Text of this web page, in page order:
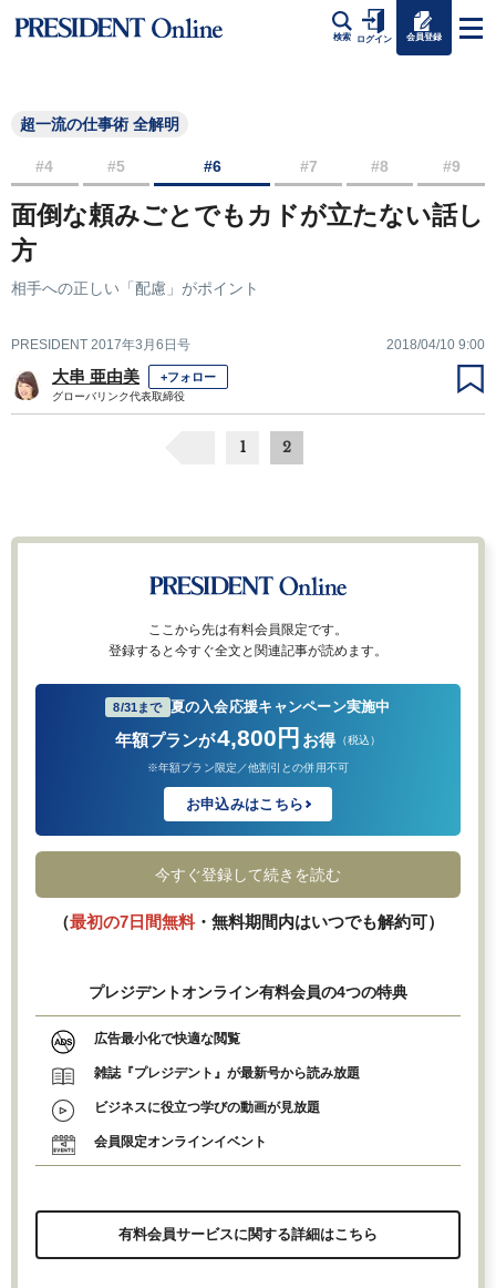
検索 ログイン 会員登録
超一流の仕事術 全解明
#4 #5 #6 #7 #8 #9
面倒な頼みごとでもカドが立たない話し
方
相手への正しい「配慮」がポイント
PRESIDENT 2017年3月6日号 2018/04/10 9:00
大串 亜由美 +フォロー
グローバリンク代表取締役
1 2
ここから先は有料会員限定です。
登録すると今すぐ全文と関連記事が読めます。
8/31まで 夏の入会応援キャンペーン実施中
年額プランが4,800円 お得 （税込）
※年額プラン限定／他割引との併用不可
お申込みはこちら
今すぐ登録して続きを読む
（最初の7日間無料・無料期間内はいつでも解約可）
プレジデントオンライン有料会員の4つの特典
広告最小化で快適な閲覧
雑誌『プレジデント』が最新号から読み放題
ビジネスに役立つ学びの動画が見放題
会員限定オンラインイベント
有料会員サービスに関する詳細はこちら